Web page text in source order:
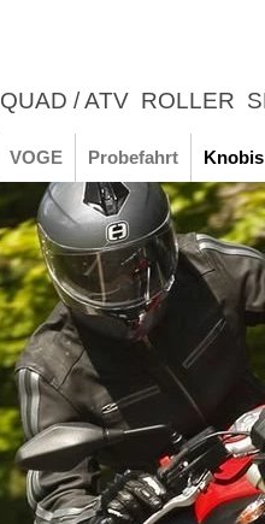
QUAD / ATV ROLLER
ERLEBNIS
VOGE Probefahrt